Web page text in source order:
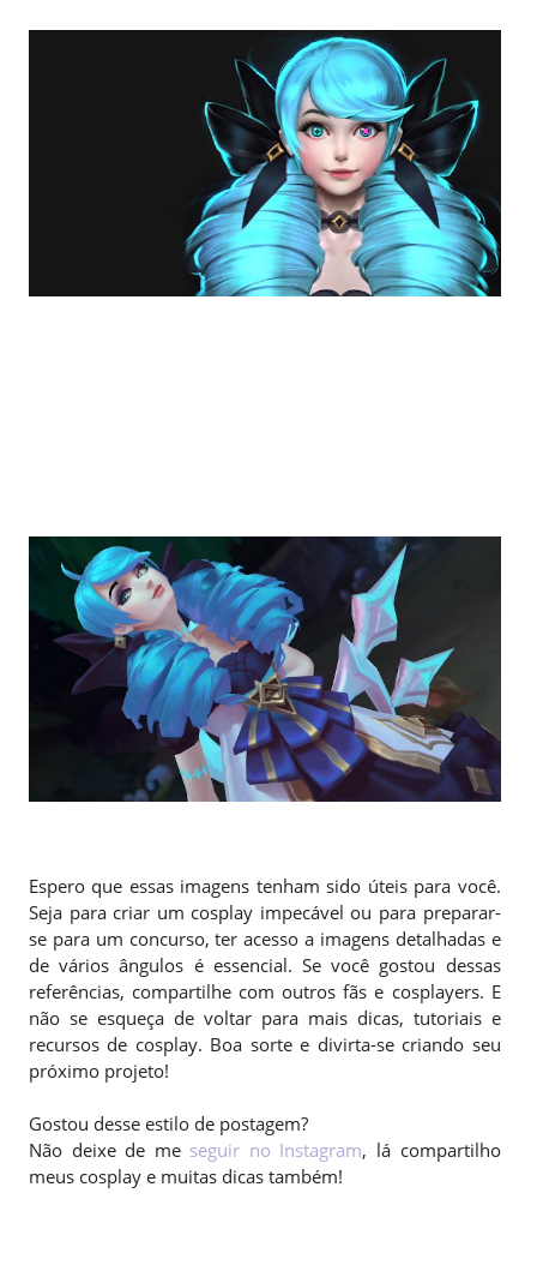
Espero que essas imagens tenham sido úteis para você.
Seja para criar um cosplay impecável ou para preparar-
se para um concurso, ter acesso a imagens detalhadas e
de vários ângulos é essencial. Se você gostou dessas
referências, compartilhe com outros fãs e cosplayers. E
não se esqueça de voltar para mais dicas, tutoriais e
recursos de cosplay. Boa sorte e divirta-se criando seu
próximo projeto!
Gostou desse estilo de postagem?
Não deixe de me seguir no Instagram, lá compartilho
meus cosplay e muitas dicas também!